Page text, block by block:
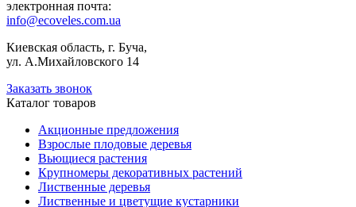
электронная почта:
info@ecoveles.com.ua
Киевская область, г. Буча,
ул. А.Михайловского 14
Заказать звонок
Каталог товаров
Акционные предложения
Взрослые плодовые деревья
Вьющиеся растения
Крупномеры декоративных растений
Лиственные деревья
Лиственные и цветущие кустарники